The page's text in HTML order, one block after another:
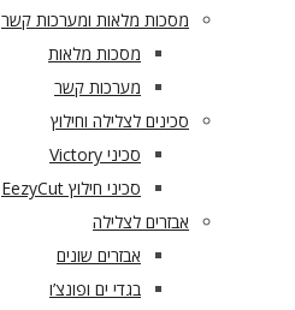
מסכות מלאות ומערכות קשר
מסכות מלאות
מערכות קשר
סכינים לצלילה וחילוץ
סכיני Victory
סכיני חילוץ EezyCut
אבזרים לצלילה
אבזרים שונים
בגדי ים ופונצ’ו